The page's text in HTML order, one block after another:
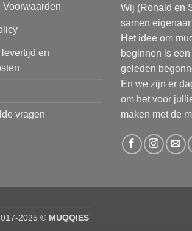
en
vragen
Wij (Ronald en
samen
Het idee om
beginnen is
geleden
En we zijn er
om het voor
maken met de
2025 © MUQQIES